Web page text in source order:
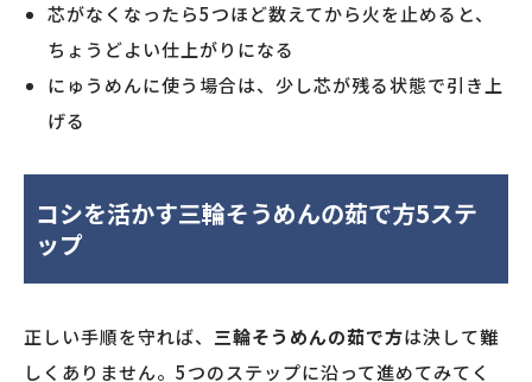
芯がなくなったら5つほど数えてから火を止めると、
ちょうどよい仕上がりになる
にゅうめんに使う場合は、少し芯が残る状態で引き上
げる
コシを活かす三輪そうめんの茹で方5ステ
ップ
正しい手順を守れば、 三輪そうめんの茹で方は決して難
しくありません。5つのステップに沿って進めてみてく